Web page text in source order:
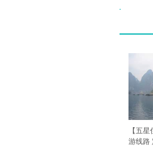
【五
游线路